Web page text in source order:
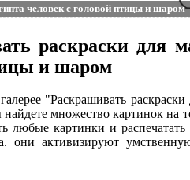
человек с головой птицы и шаром
раскраски для
и шаром
"Раскрашивать
множество картинок
любые картинки и
они активизируют